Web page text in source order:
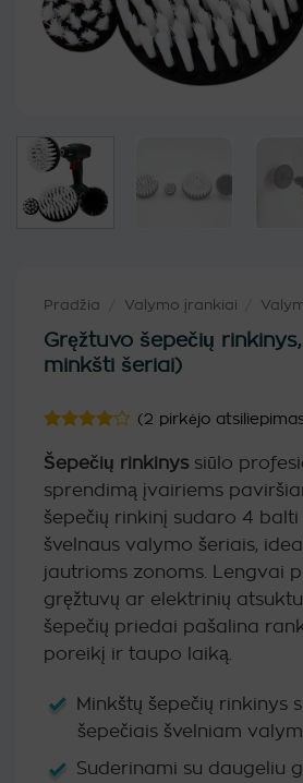
Pradžia Valymo įrankiai
Gręžtuvo šepečių
minkšti šeriai)
4iš 5
įvertinimų:
)
(2 pirkėjo
Šepečių rinkinys siūlo
sprendimą įvairiems
šepečių rinkinį sudaro 4 balti
švelnaus valymo šeriais,
jautrioms zonoms. Lengvai
gręžtuvų ar elektrinių
šepečių priedai pašalina
poreikį ir taupo laiką.
Minkštų šepečių rinkinys
šepečiais švelniam
Suderinami su daugeliu